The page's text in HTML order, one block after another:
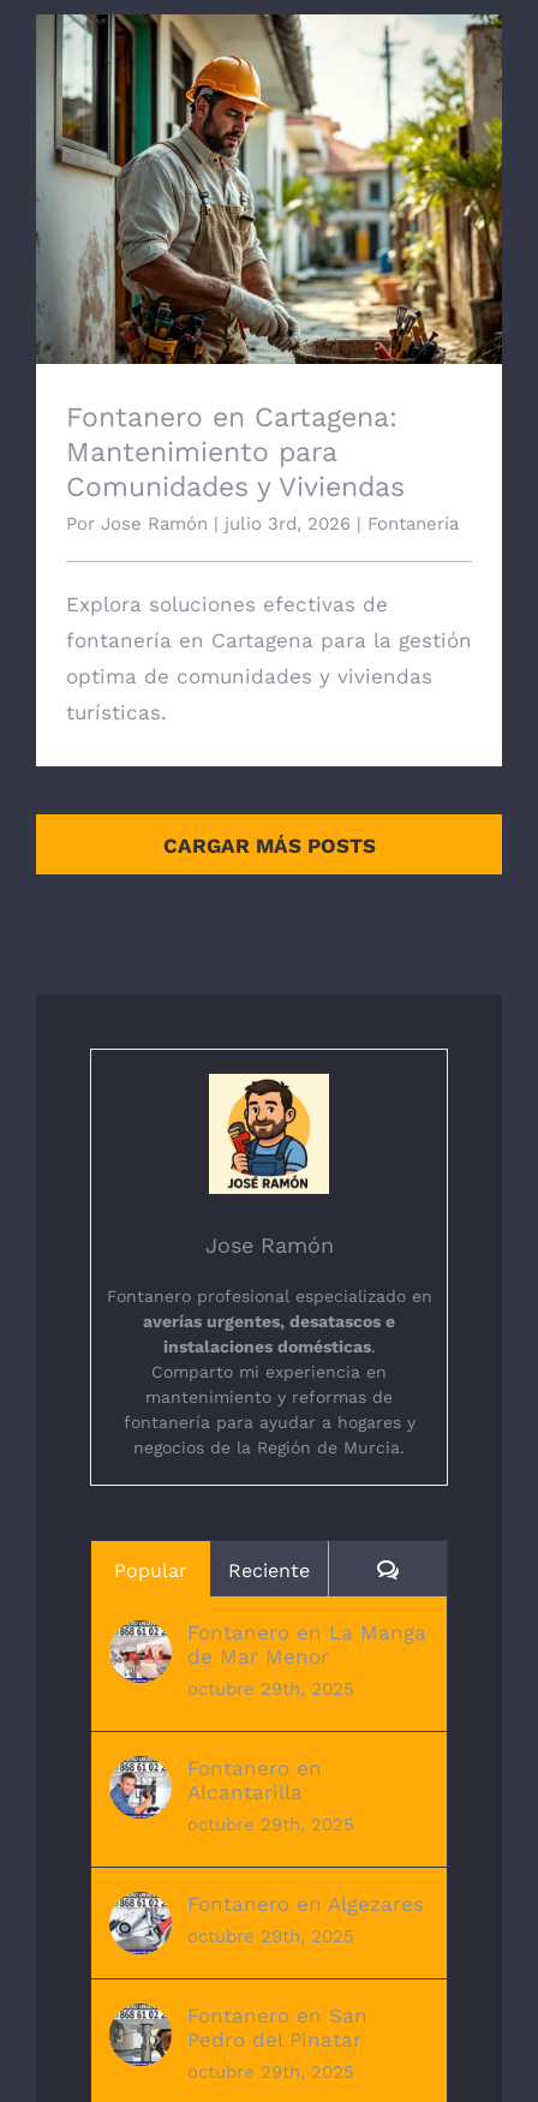
Fontanero en Cartagena: Mantenimiento
para Comunidades y Viviendas
Fontanero en Cartagena:
Mantenimiento para
Comunidades y Viviendas
Por Jose Ramón | julio 3rd, 2026 | Fontanería
Explora soluciones efectivas de
fontanería en Cartagena para la gestión
optima de comunidades y viviendas
turísticas.
CARGAR MÁS POSTS
Jose Ramón
Fontanero profesional especializado en
averías urgentes, desatascos e
instalaciones domésticas.
Comparto mi experiencia en
mantenimiento y reformas de
fontanería para ayudar a hogares y
negocios de la Región de Murcia.
Popular Reciente Comentarios
Fontanero en La Manga
de Mar Menor
octubre 29th, 2025
Fontanero en
Alcantarilla
octubre 29th, 2025
Fontanero en Algezares
octubre 29th, 2025
Fontanero en San
Pedro del Pinatar
octubre 29th, 2025